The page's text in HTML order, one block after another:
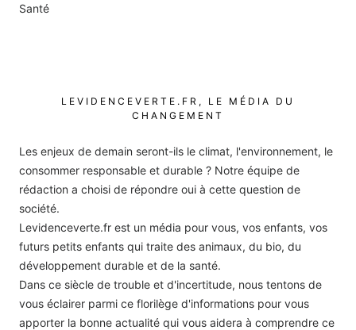
Santé
LEVIDENCEVERTE.FR, LE MÉDIA DU
CHANGEMENT
Les enjeux de demain seront-ils le climat, l'environnement, le
consommer responsable et durable ? Notre équipe de
rédaction a choisi de répondre oui à cette question de
société.
Levidenceverte.fr est un média pour vous, vos enfants, vos
futurs petits enfants qui traite des animaux, du bio, du
développement durable et de la santé.
Dans ce siècle de trouble et d'incertitude, nous tentons de
vous éclairer parmi ce florilège d'informations pour vous
apporter la bonne actualité qui vous aidera à comprendre ce